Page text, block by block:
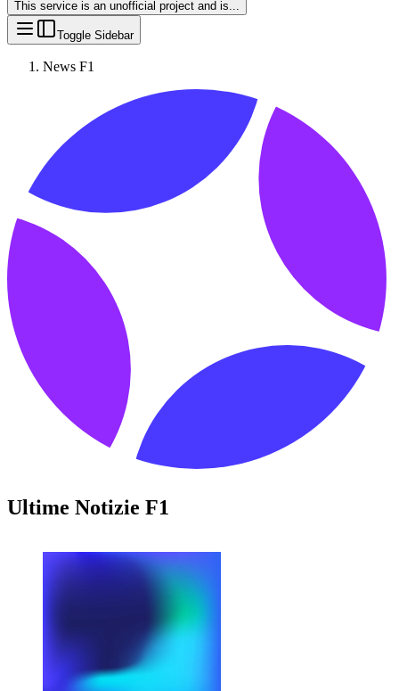
This service is an unofficial project and is...
Toggle Sidebar
News F1
Ultime Notizie F1